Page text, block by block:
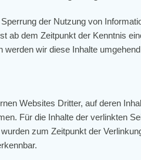
der Nutzung von
ab dem Zeitpunkt der Kenntnis
wir diese Inhalte
Websites Dritter, auf deren
Für die Inhalte der verlinkten
zum Zeitpunkt der